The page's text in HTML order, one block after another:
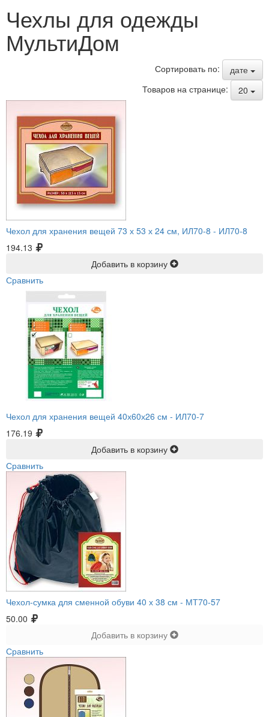
Чехлы для одежды
МультиДом
Сортировать по:
дате
Товаров на странице:
20
Чехол для хранения вещей 73 х 53 х 24 см, ИЛ70-8 - ИЛ70-8
194.13
Добавить в корзину
Сравнить
Чехол для хранения вещей 40х60х26 см - ИЛ70-7
176.19
Добавить в корзину
Сравнить
Чехол-сумка для сменной обуви 40 х 38 см - МТ70-57
50.00
Добавить в корзину
Сравнить